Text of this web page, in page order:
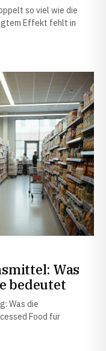
so viel wie die
Effekt fehlt in
Was
bedeutet
Was die
Food für